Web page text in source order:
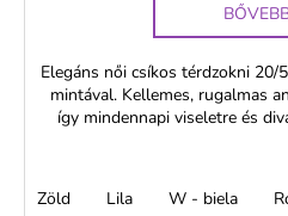
Elegáns női csíkos térdzokni 20/
mintával. Kellemes, rugalmas
így mindennapi viseletre és
Zöld Lila W - biela